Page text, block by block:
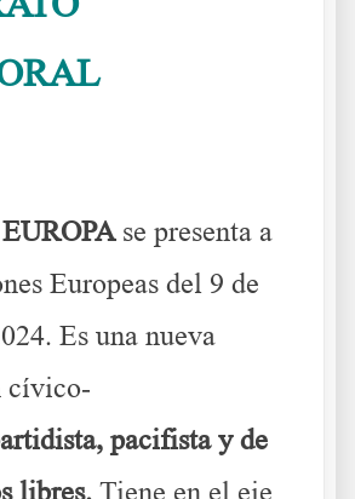
se presenta a
Europeas del 9 de
Es una nueva
cívico-
pacifista y de
libres. Tiene en el eje